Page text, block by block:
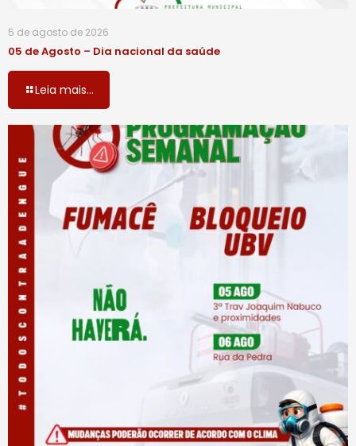
5 de agosto de 2026
05 de Agosto – Dia nacional da saúde
Leia mais...